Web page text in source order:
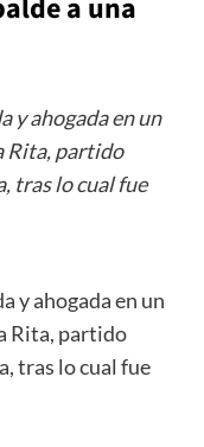
a una
y ahogada en un
Rita, partido
tras lo cual fue
y ahogada en un
Rita, partido
tras lo cual fue